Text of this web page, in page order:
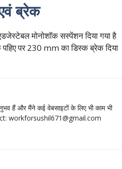
ब्रेक
मोनोशॉक सस्पेंशन दिया गया है
पर 230 mm का डिस्क ब्रेक दिया
हैं और मैंने कई वेबसाइटों के लिए भी काम भी
workforsushil671@gmail.com